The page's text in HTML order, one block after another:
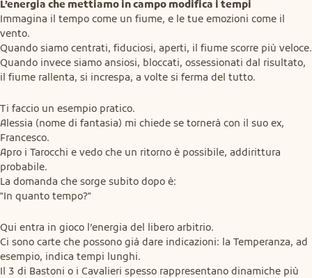
L’energia che mettiamo in campo modifica i tempi
Immagina il tempo come un fiume, e le tue emozioni come il
vento.
Quando siamo centrati, fiduciosi, aperti, il fiume scorre più veloce.
Quando invece siamo ansiosi, bloccati, ossessionati dal risultato,
il fiume rallenta, si increspa, a volte si ferma del tutto.
Ti faccio un esempio pratico.
Alessia (nome di fantasia) mi chiede se tornerà con il suo ex,
Francesco.
Apro i Tarocchi e vedo che un ritorno è possibile, addirittura
probabile.
La domanda che sorge subito dopo è:
"In quanto tempo?"
Qui entra in gioco l’energia del libero arbitrio.
Ci sono carte che possono già dare indicazioni: la Temperanza, ad
esempio, indica tempi lunghi.
Il 3 di Bastoni o i Cavalieri spesso rappresentano dinamiche più